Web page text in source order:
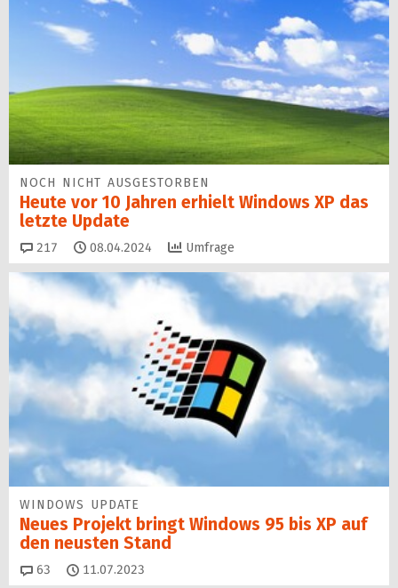
NOCH NICHT AUSGESTORBEN
Heute vor 10 Jahren erhielt Windows XP das
letzte Update
217 Kommentare
08.04.2024 Umfrage
WINDOWS UPDATE
Neues Projekt bringt Windows 95 bis XP auf
den neusten Stand
63 Kommentare
11.07.2023